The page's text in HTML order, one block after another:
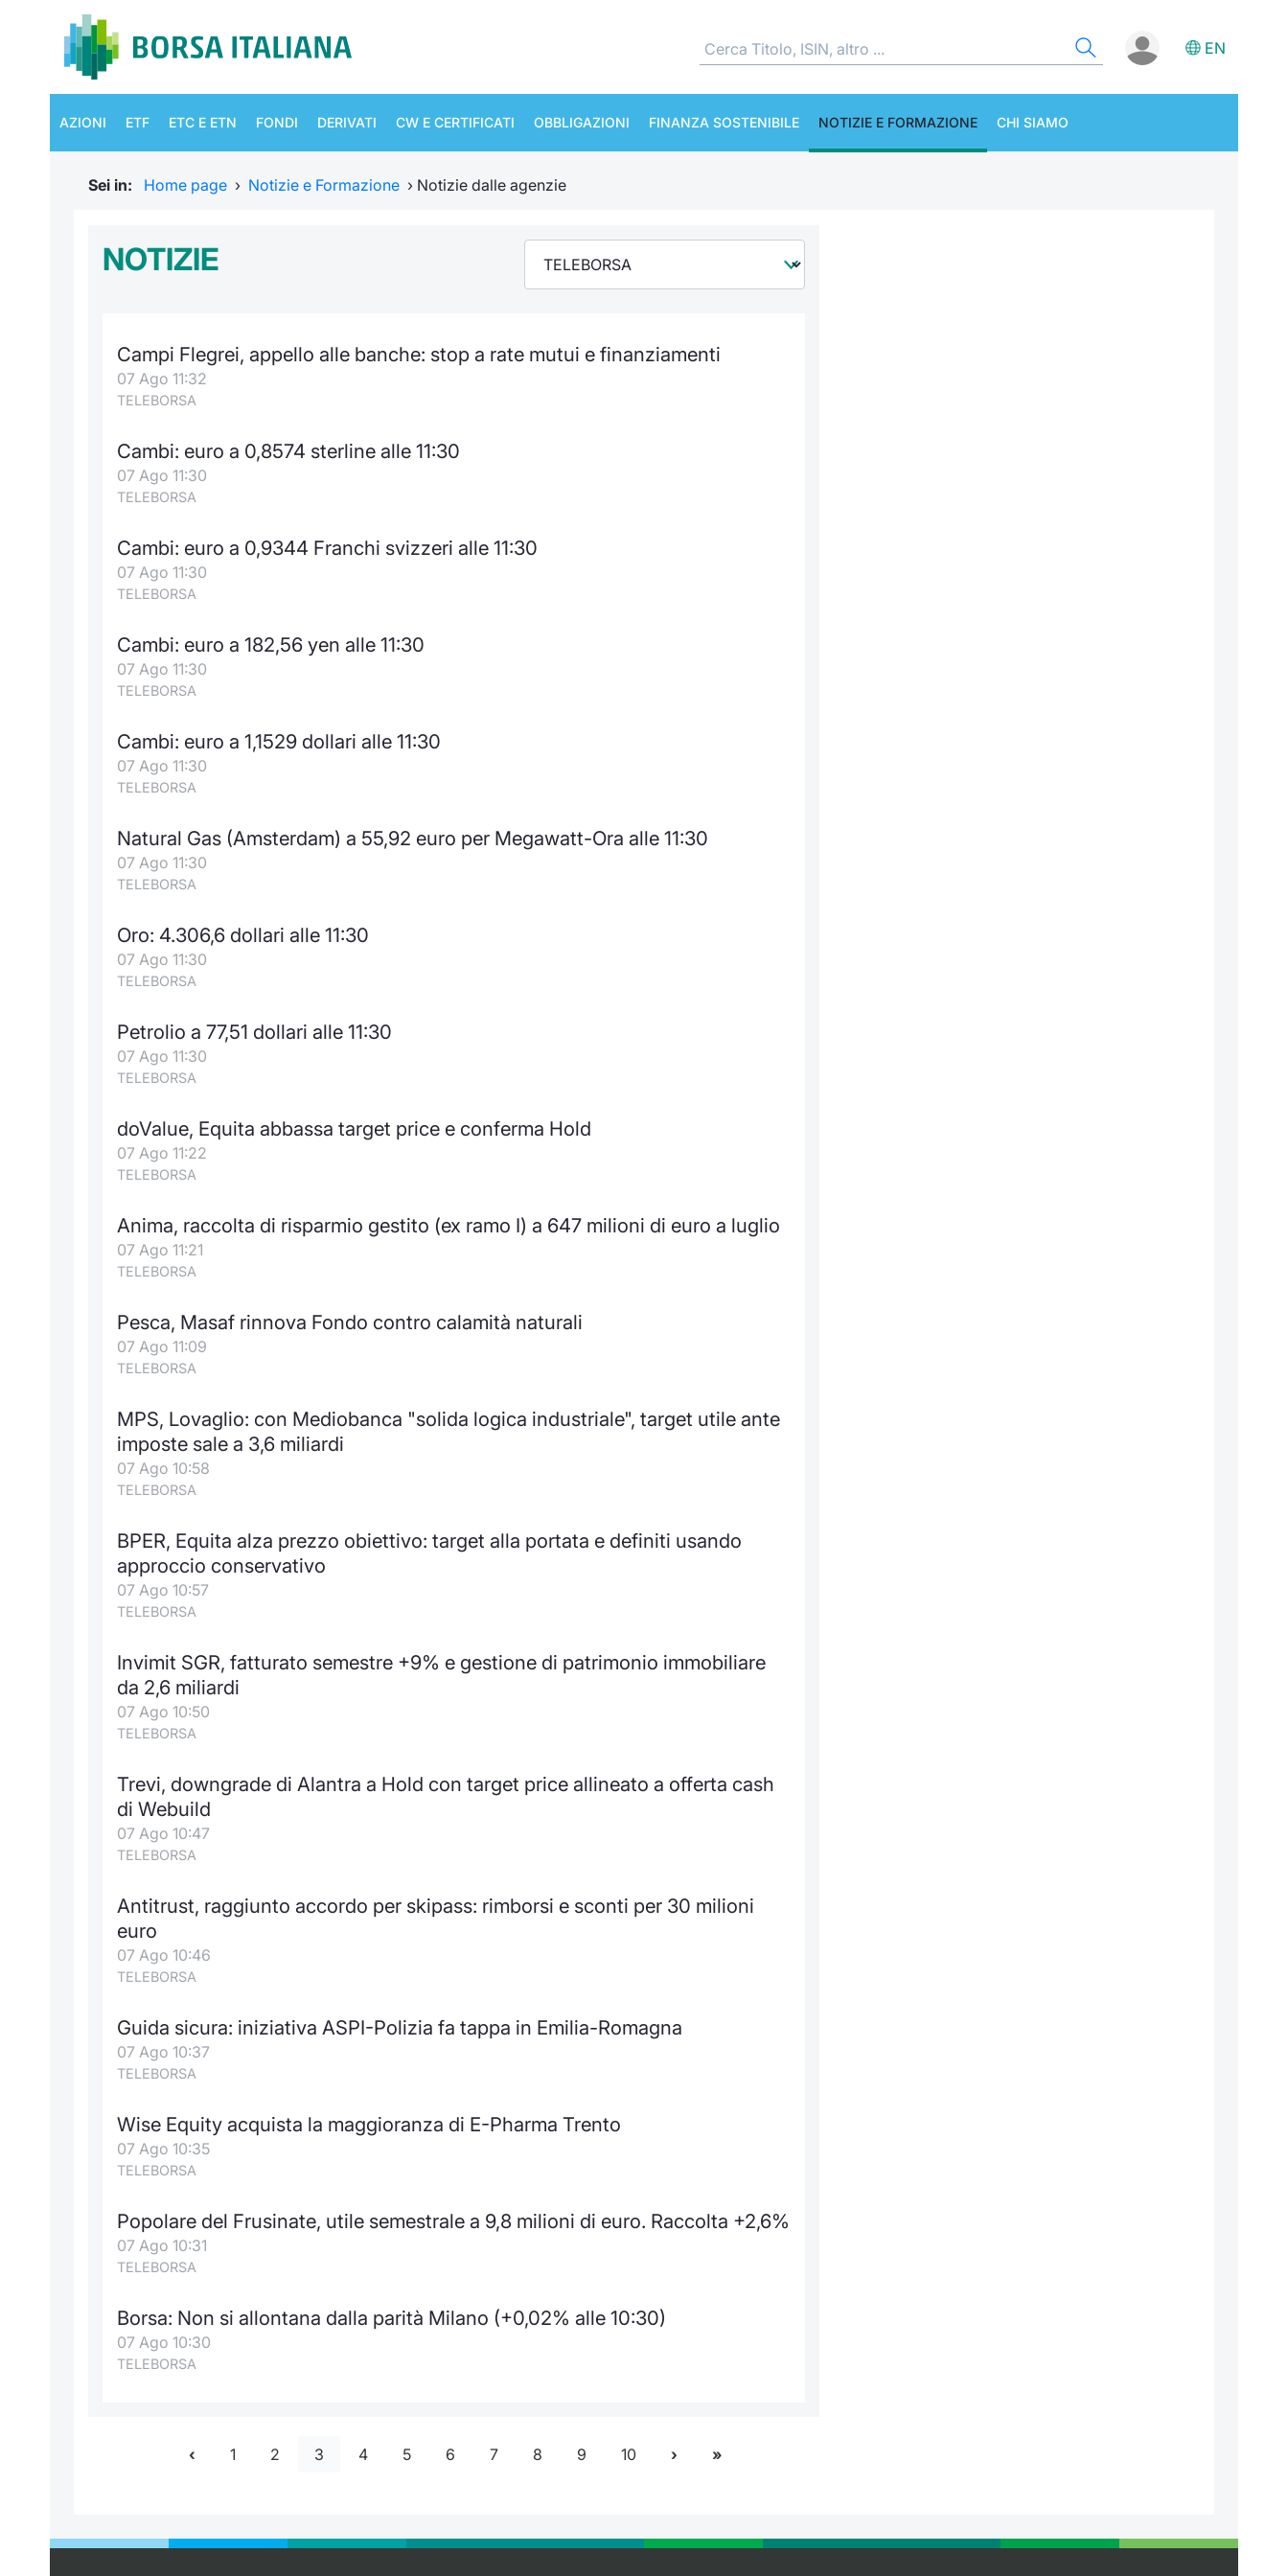
EN
AZIONI ETF ETC E ETN FONDI DERIVATI CW E CERTIFICATI OBBLIGAZIONI FINANZA SOSTENIBILE NOTIZIE E FORMAZIONE CHI SIAMO
Sei in: Home page › Notizie e Formazione › Notizie dalle agenzie
NOTIZIE
Campi Flegrei, appello alle banche: stop a rate mutui e finanziamenti
07 Ago 11:32
TELEBORSA
Cambi: euro a 0,8574 sterline alle 11:30
07 Ago 11:30
TELEBORSA
Cambi: euro a 0,9344 Franchi svizzeri alle 11:30
07 Ago 11:30
TELEBORSA
Cambi: euro a 182,56 yen alle 11:30
07 Ago 11:30
TELEBORSA
Cambi: euro a 1,1529 dollari alle 11:30
07 Ago 11:30
TELEBORSA
Natural Gas (Amsterdam) a 55,92 euro per Megawatt-Ora alle 11:30
07 Ago 11:30
TELEBORSA
Oro: 4.306,6 dollari alle 11:30
07 Ago 11:30
TELEBORSA
Petrolio a 77,51 dollari alle 11:30
07 Ago 11:30
TELEBORSA
doValue, Equita abbassa target price e conferma Hold
07 Ago 11:22
TELEBORSA
Anima, raccolta di risparmio gestito (ex ramo I) a 647 milioni di euro a luglio
07 Ago 11:21
TELEBORSA
Pesca, Masaf rinnova Fondo contro calamità naturali
07 Ago 11:09
TELEBORSA
MPS, Lovaglio: con Mediobanca "solida logica industriale", target utile ante
imposte sale a 3,6 miliardi
07 Ago 10:58
TELEBORSA
BPER, Equita alza prezzo obiettivo: target alla portata e definiti usando
approccio conservativo
07 Ago 10:57
TELEBORSA
Invimit SGR, fatturato semestre +9% e gestione di patrimonio immobiliare
da 2,6 miliardi
07 Ago 10:50
TELEBORSA
Trevi, downgrade di Alantra a Hold con target price allineato a offerta cash
di Webuild
07 Ago 10:47
TELEBORSA
Antitrust, raggiunto accordo per skipass: rimborsi e sconti per 30 milioni
euro
07 Ago 10:46
TELEBORSA
Guida sicura: iniziativa ASPI-Polizia fa tappa in Emilia-Romagna
07 Ago 10:37
TELEBORSA
Wise Equity acquista la maggioranza di E-Pharma Trento
07 Ago 10:35
TELEBORSA
Popolare del Frusinate, utile semestrale a 9,8 milioni di euro. Raccolta +2,6%
07 Ago 10:31
TELEBORSA
Borsa: Non si allontana dalla parità Milano (+0,02% alle 10:30)
07 Ago 10:30
TELEBORSA
1 2 3 4 5 6 7 8 9 10